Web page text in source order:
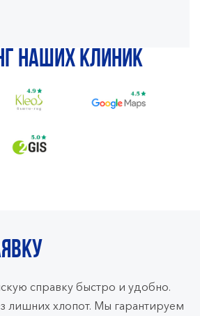
наших клиник
справку быстро и удобно.
лишних хлопот. Мы гарантируем